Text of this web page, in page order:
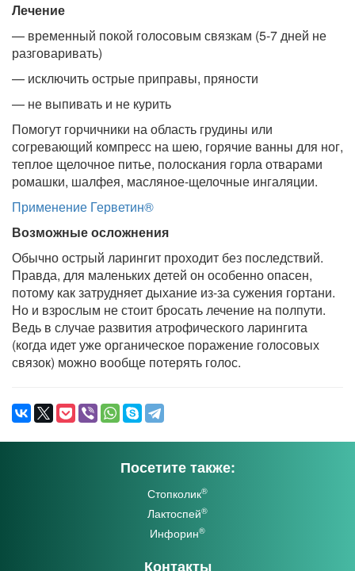
Лечение
— временный покой голосовым связкам (5-7 дней не
разговаривать)
— исключить острые приправы, пряности
— не выпивать и не курить
Помогут горчичники на область грудины или
согревающий компресс на шею, горячие ванны для ног,
теплое щелочное питье, полоскания горла отварами
ромашки, шалфея, масляное-щелочные ингаляции.
Применение Герветин®
Возможные осложнения
Обычно острый ларингит проходит без последствий.
Правда, для маленьких детей он особенно опасен,
потому как затрудняет дыхание из-за сужения гортани.
Но и взрослым не стоит бросать лечение на полпути.
Ведь в случае развития атрофического ларингита
(когда идет уже органическое поражение голосовых
связок) можно вообще потерять голос.
Посетите также:
Стопколик®
Лактоспей®
Инфорин®
Контакты